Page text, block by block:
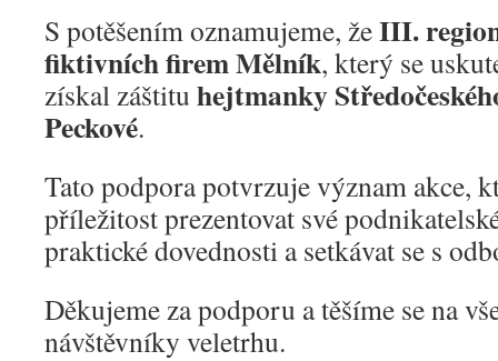
S potěšením oznamujeme, žeIII.
fiktivních firem Mělník, který se
získal záštitu hejtmanky
Peckové.
Tato podpora potvrzuje význam akce,
příležitost prezentovat své
praktické dovednosti a setkávat se s
Děkujeme za podporu a těšíme se na
návštěvníky veletrhu.